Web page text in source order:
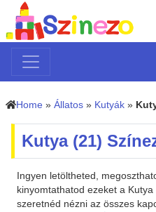
Home » Állatos » Kutyák »
Kutya (21)
Ingyen letöltheted,
kinyomtathatod ezeket a
szeretnéd nézni az összes